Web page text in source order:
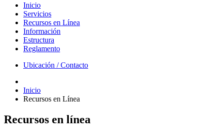
Inicio
Servicios
Recursos en Línea
Información
Estructura
Reglamento
Ubicación / Contacto
Inicio
Recursos en Línea
Recursos en línea